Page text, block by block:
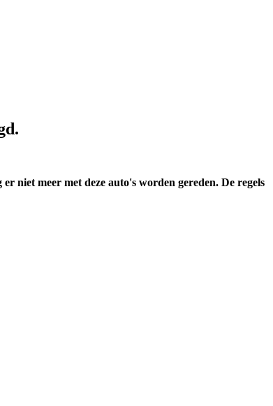
niet meer met deze auto's worden gereden. De regels